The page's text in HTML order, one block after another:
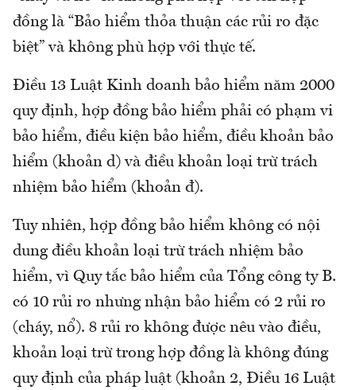
đồng là “Bảo hiểm thỏa thuận các rủi ro đặc
biệt” và không phù hợp với thực tế.
Điều 13 Luật Kinh doanh bảo hiểm năm 2000
quy định, hợp đồng bảo hiểm phải có phạm vi
bảo hiểm, điều kiện bảo hiểm, điều khoản bảo
hiểm (khoản d) và điều khoản loại trừ trách
nhiệm bảo hiểm (khoản đ).
Tuy nhiên, hợp đồng bảo hiểm không có nội
dung điều khoản loại trừ trách nhiệm bảo
hiểm, vì Quy tắc bảo hiểm của Tổng công ty B.
có 10 rủi ro nhưng nhận bảo hiểm có 2 rủi ro
(cháy, nổ). 8 rủi ro không được nêu vào điều,
khoản loại trừ trong hợp đồng là không đúng
quy định của pháp luật (khoản 2, Điều 16 Luật